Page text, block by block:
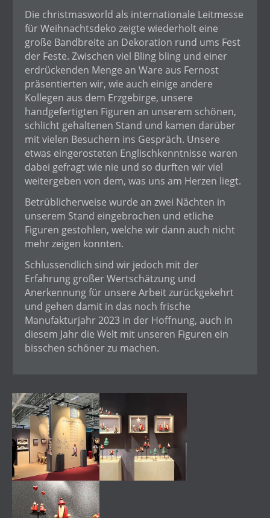
Die christmasworld als internationale Leitmesse
für Weihnachtsdeko zeigte wiederholt eine
große Bandbreite an Dekoration rund ums Fest
der Feste. Zwischen viel Bling bling und einer
erdrückenden Menge an Ware aus Fernost
präsentierten wir, wie auch einige andere
Kollegen aus dem Erzgebirge, unsere
handgefertigten Figuren an unserem schönen,
schlicht gehaltenen Stand und kamen darüber
mit vielen Besuchern ins Gespräch. Unsere
etwas eingerosteten Englischkenntnisse waren
dabei gefragt wie nie und so durften wir viel
weitergeben von dem, was uns am Herzen liegt.
Betrüblicherweise wurde an zwei Nächten in
unserem Stand eingebrochen und etliche
Figuren gestohlen, welche wir dann auch nicht
mehr zeigen konnten.
Schlussendlich sind wir jedoch mit der
Erfahrung großer Wertschätzung und
Anerkennung für unsere Arbeit zurückgekehrt
und gehen damit in das noch frische
Manufakturjahr 2023 in der Hoffnung, auch in
diesem Jahr die Welt mit unseren Figuren ein
bisschen schöner zu machen.